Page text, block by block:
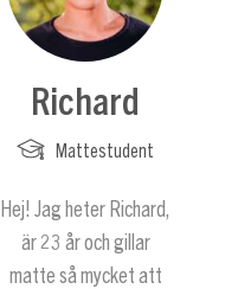
Richard
Mattestudent
Hej! Jag heter Richard,
är 23 år och gillar
matte så mycket att